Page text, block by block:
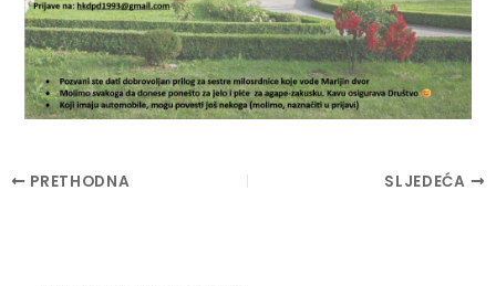
PostPRETHODNA SLJEDEĆA